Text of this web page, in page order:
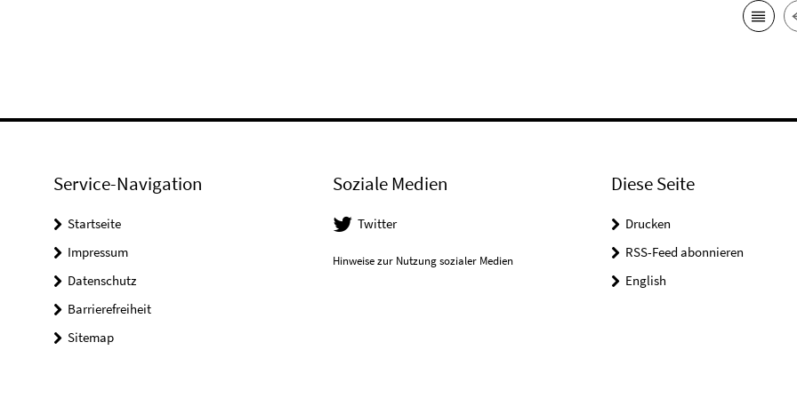
Service-Navigation
Startseite
Impressum
Datenschutz
Barrierefreiheit
Sitemap
Soziale Medien
Twitter
Hinweise zur Nutzung sozialer Medien
Diese Seite
Drucken
RSS-Feed abonnieren
English